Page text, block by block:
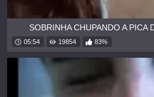
SOBRINHA CHUPANDO A PICA
05:54 19854 83%